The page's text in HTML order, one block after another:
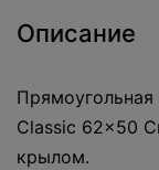
Описание
Classic 62x50
крылом.